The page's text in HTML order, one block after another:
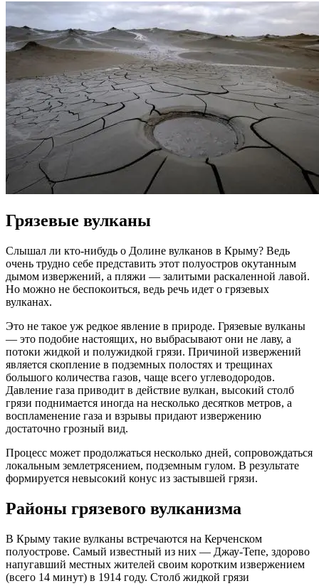
Грязевые вулканы
Слышал ли кто-нибудь о Долине вулканов в Крыму? Ведь
очень трудно себе представить этот полуостров окутанным
дымом извержений, а пляжи — залитыми раскаленной лавой.
Но можно не беспокоиться, ведь речь идет о грязевых
вулканах.
Это не такое уж редкое явление в природе. Грязевые вулканы
— это подобие настоящих, но выбрасывают они не лаву, а
потоки жидкой и полужидкой грязи. Причиной извержений
является скопление в подземных полостях и трещинах
большого количества газов, чаще всего углеводородов.
Давление газа приводит в действие вулкан, высокий столб
грязи поднимается иногда на несколько десятков метров, а
воспламенение газа и взрывы придают извержению
достаточно грозный вид.
Процесс может продолжаться несколько дней, сопровождаться
локальным землетрясением, подземным гулом. В результате
формируется невысокий конус из застывшей грязи.
Районы грязевого вулканизма
В Крыму такие вулканы встречаются на Керченском
полуострове. Самый известный из них — Джау-Тепе, здорово
напугавший местных жителей своим коротким извержением
(всего 14 минут) в 1914 году. Столб жидкой грязи